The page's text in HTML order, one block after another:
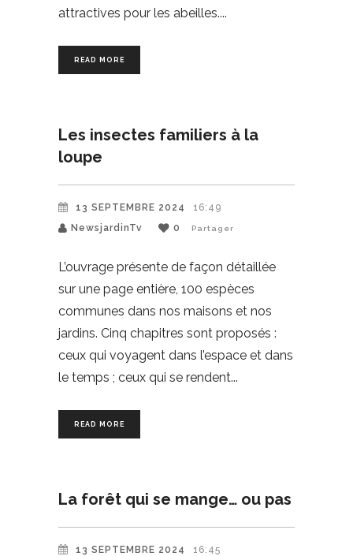
attractives pour les abeilles.
READ MORE
Les insectes familiers à la
loupe
13 SEPTEMBRE 2024
16:49
NewsjardinTv
0 Partager
L’ouvrage présente de façon détaillée
sur une page entière, 100 espèces
communes dans nos maisons et nos
jardins. Cinq chapitres sont proposés :
ceux qui voyagent dans l’espace et dans
le temps ; ceux qui se rendent
READ MORE
La forêt qui se mange… ou pas
13 SEPTEMBRE 2024
16:45